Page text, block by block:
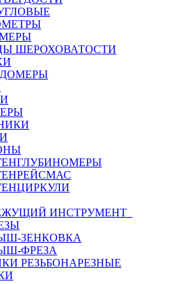
ШЕРОХОВАТОСТИ
ИНСТРУМЕНТ
ЗЕНКОВКА
ФРЕЗА
РЕЗЬБОНАРЕЗНЫЕ